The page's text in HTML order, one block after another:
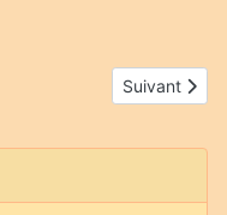
Article
Suivant